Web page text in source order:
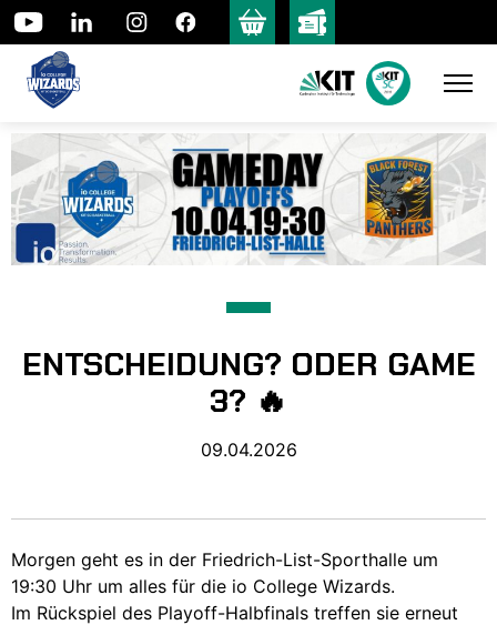
Skip
to
content
ENTSCHEIDUNG? ODER GAME
3? 🔥
09.04.2026
Morgen geht es in der Friedrich-List-Sporthalle um
19:30 Uhr um alles für die io College Wizards.
Im Rückspiel des Playoff-Halbfinals treffen sie erneut